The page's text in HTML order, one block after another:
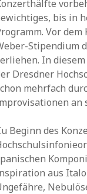
bis in
Vor
Stipendium
In
Dresdner
mehrfach
an
Beginn des
aus Italo